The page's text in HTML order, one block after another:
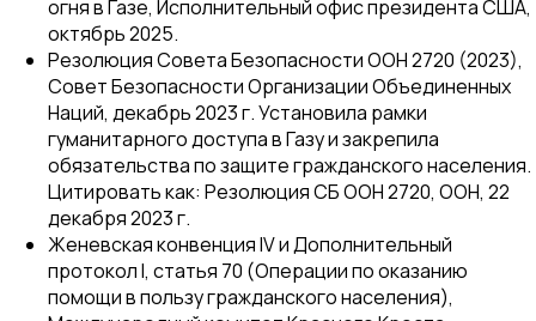
огня в Газе, Исполнительный офис президента США,
октябрь 2025.
Резолюция Совета Безопасности ООН 2720 (2023),
Совет Безопасности Организации Объединенных
Наций, декабрь 2023 г. Установила рамки
гуманитарного доступа в Газу и закрепила
обязательства по защите гражданского населения.
Цитировать как: Резолюция СБ ООН 2720, ООН, 22
декабря 2023 г.
Женевская конвенция IV и Дополнительный
протокол I, статья 70 (Операции по оказанию
помощи в пользу гражданского населения),